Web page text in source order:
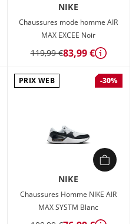
NIKE
Chaussures mode homme AIR
MAX EXCEE Noir
119,99 €83,99 € Détails
PRIX WEB -30%
NIKE
Chaussures Homme NIKE AIR
MAX SYSTM Blanc